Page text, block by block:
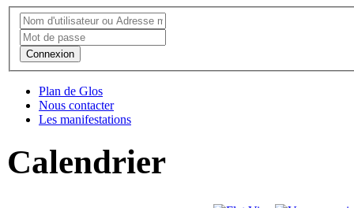
Connexion
Plan de Glos
Nous contacter
Les manifestations
Calendrier